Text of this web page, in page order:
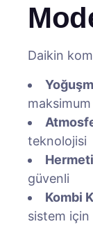
Daikin
teknolojisi
güvenli
Kombi
sistem için